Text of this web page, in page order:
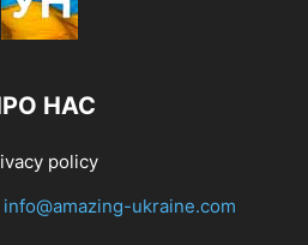
НАС
policy
info@amazing-ukraine.com